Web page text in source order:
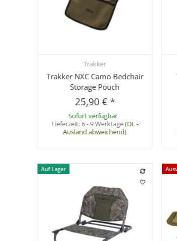
Schnellkauf
Trakker
Trakker NXC Camo Bedchair
Storage Pouch
25,90 € *
Sofort verfügbar
Lieferzeit:6 - 9 Werktage(DE -
Ausland abweichend)
Auf Lager